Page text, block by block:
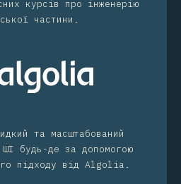
курсів про інженерію
частини.
та масштабований
будь-де за допомогою
підходу від Algolia.